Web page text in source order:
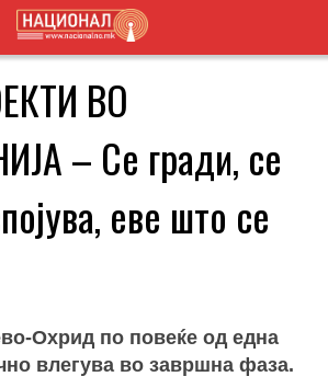
ВО
– Се гради, се
еве што се
Охрид по повеќе од една
влегува во завршна фаза.